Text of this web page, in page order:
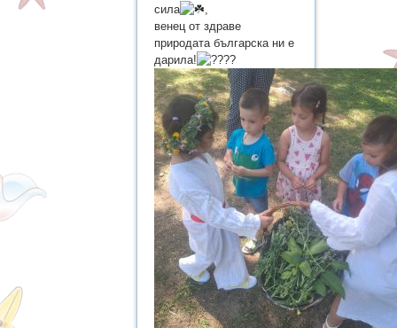
сила
венец от здраве
природата българска ни е
дарила!